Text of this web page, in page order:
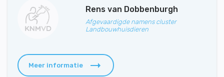
Rens van Dobbenburgh
Afgevaardigde namens cluster
Landbouwhuisdieren
Meer informatie